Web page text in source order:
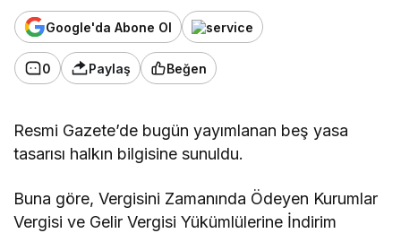
Google'da Abone Ol
0 Paylaş Beğen
Resmi Gazete’de bugün yayımlanan beş yasa
tasarısı halkın bilgisine sunuldu.
Buna göre, Vergisini Zamanında Ödeyen Kurumlar
Vergisi ve Gelir Vergisi Yükümlülerine İndirim